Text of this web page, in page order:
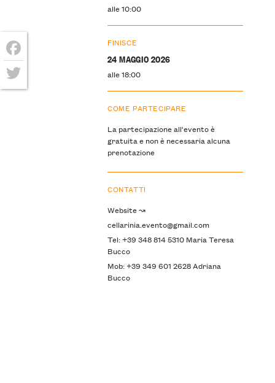
alle 10:00
FINISCE
24 MAGGIO 2026
alle 18:00
COME PARTECIPARE
La partecipazione all'evento è
gratuita e non è necessaria alcuna
prenotazione
CONTATTI
Website ↝
cellarinia.evento@gmail.com
Tel: +39 348 814 5310 Maria Teresa
Bucco
Mob: +39 349 601 2628 Adriana
Bucco
Facebook
Twitter